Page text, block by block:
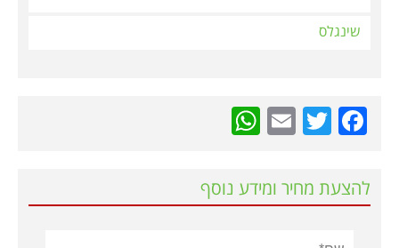
שינגלס
Facebook
Twitter
Email
להצעת מחיר ומידע נוסף